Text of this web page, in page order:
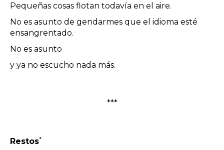
Pequeñas cosas flotan todavía en el aire.
No es asunto de gendarmes que el idioma esté
ensangrentado.
No es asunto
y ya no escucho nada más.
***
Restos*